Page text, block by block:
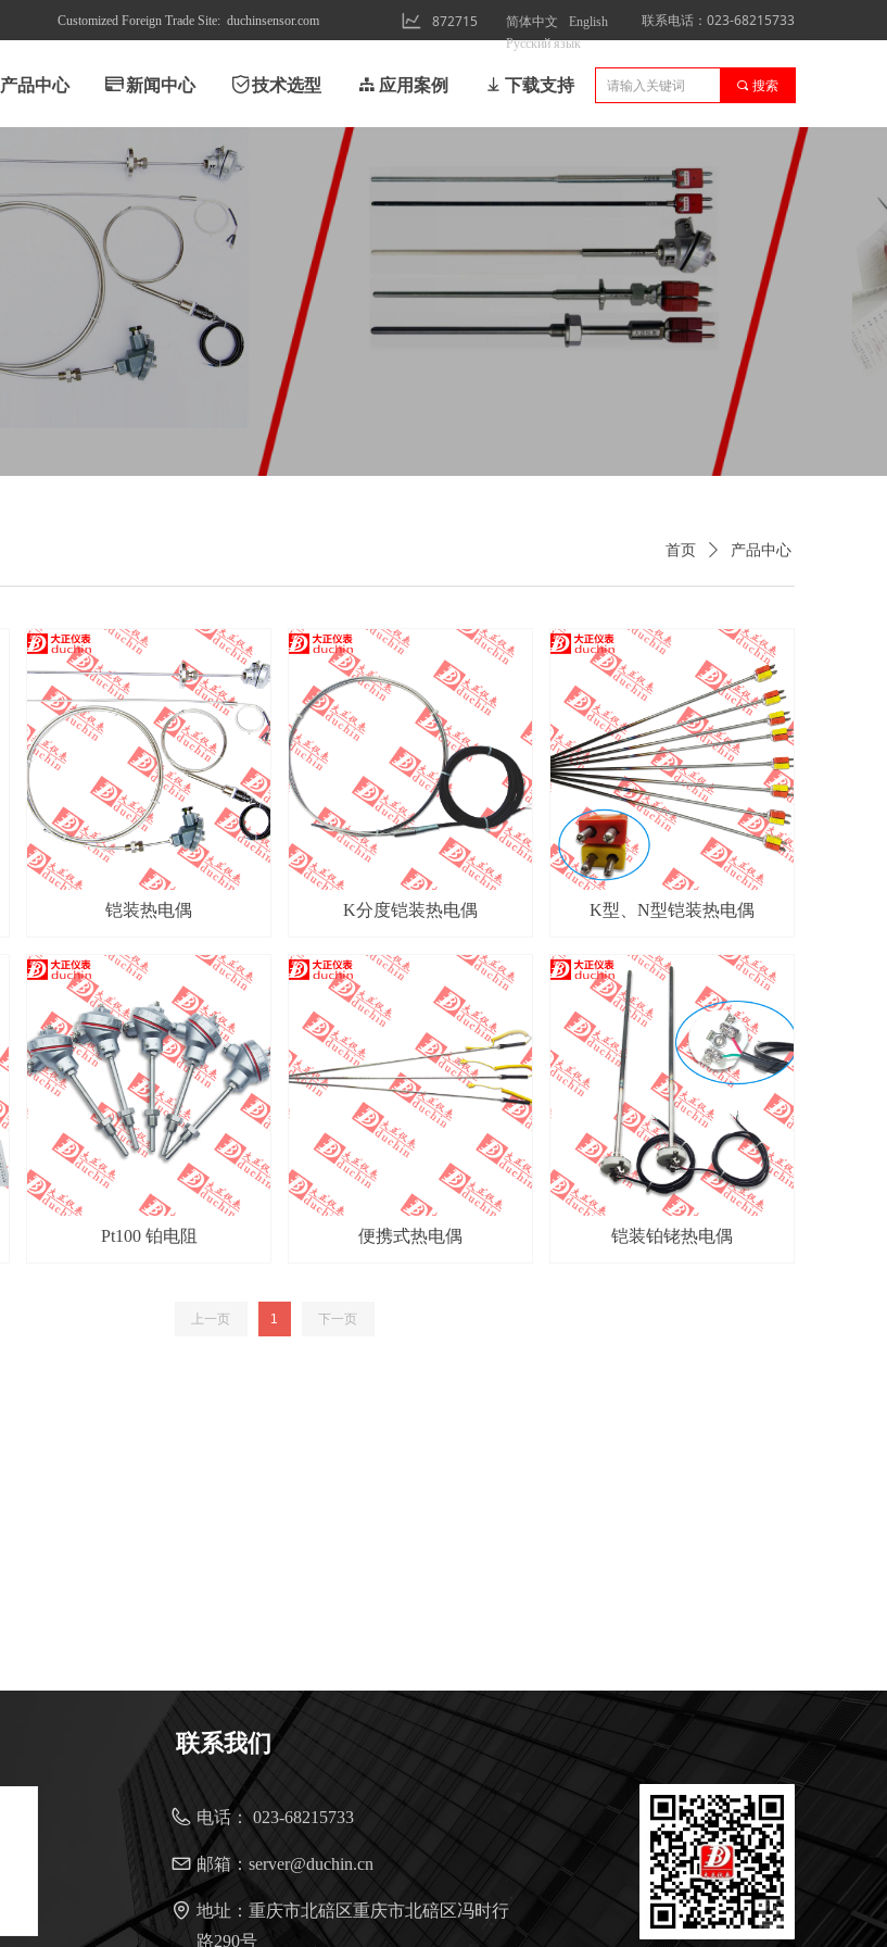
产品中心 ꀔ 新闻中心 ꀳ技术选型 뀒 应用案例 ꄈ 下载支持 끠 搜索
联系电话：023-68215733
简体中文
English
Русский язык
872715
Customized Foreign Trade Site: duchinsensor.com
铠装热电偶 K分度铠装热电偶 K型、N型铠装热电偶
Pt100 铂电阻 便携式热电偶 铠装铂铑热电偶
上一页 1 下一页
首页 ꄲ 产品中心
电话：023-68215733
邮箱： server@duchin.cn
地址： 重庆市北碚区重庆市北碚区冯时行
路290号
联系我们